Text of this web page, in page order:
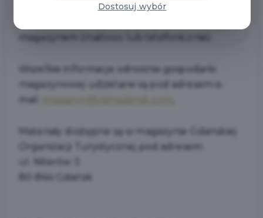
zamówionych materiałów możliwe jest po
Wszelkie informacje odnośnie gospodarki
magazynowej udzielane są pod adresem e-
mail:
Materiały dostępne są w magazynie Gdańskiej
Organizacji Turystycznej pod adresem:
ul. Niterów 3
80-864 Gdańsk
Dostosuj wybór